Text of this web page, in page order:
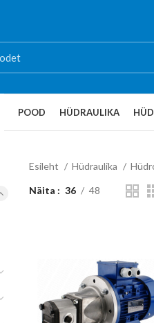
POOD HÜDRAULIKA
Esileht Hüdraulika
Näita 36 48